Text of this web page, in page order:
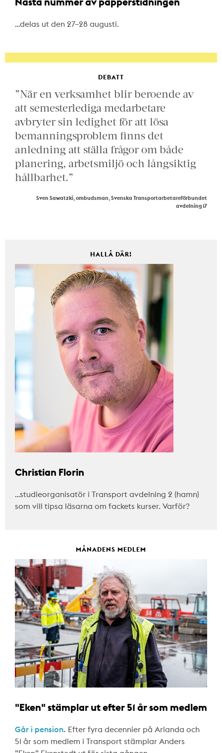
…delas ut den 27–28 augusti.
DEBATT
”När en verksamhet blir beroende av
att semesterlediga medarbetare
avbryter sin ledighet för att lösa
bemanningsproblem finns det
anledning att ställa frågor om både
planering, arbetsmiljö och långsiktig
hållbarhet.”
Sven Sawatzki, ombudsman, Svenska Transportarbetareförbundet
avdelning 17
HALLÅ DÄR!
Christian Florin
…studieorganisatör i Transport avdelning 2 (hamn)
som vill tipsa läsarna om fackets kurser. Varför?
MÅNADENS MEDLEM
"Eken" stämplar ut efter 51 år som medlem
Går i pension. Efter fyra decennier på Arlanda och
51 år som medlem i Transport stämplar Anders